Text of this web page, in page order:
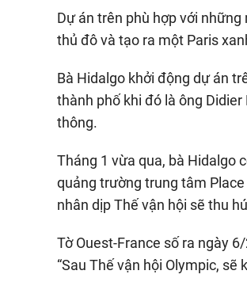
Dự án trên phù hợp với
thủ đô và tạo ra một Paris
Bà Hidalgo khởi động dự án
thành phố khi đó là ông
thông.
Tháng 1 vừa qua, bà Hidalgo
quảng trường trung tâm
nhân dịp Thế vận hội sẽ thu
Tờ Ouest-France số ra ngày
“Sau Thế vận hội Olympic,